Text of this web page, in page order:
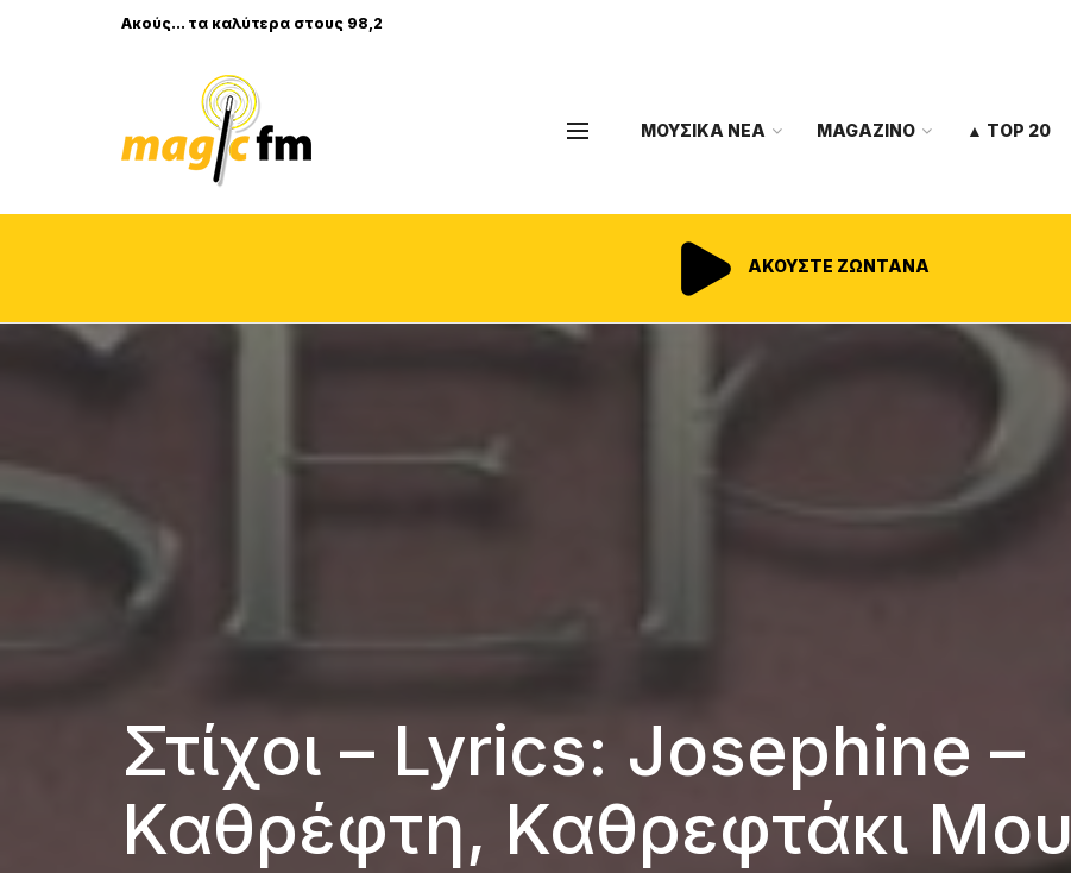
Ακούς... τα καλύτερα στους 98,2
ΜΟΥΣΙΚΑ ΝΕΑ MAGAZINO ▲ TOP 20
ΑΚΟΥΣΤΕ ΖΩΝΤΑΝΑ
Στίχοι – Lyrics: Josephine –
Καθρέφτη, Καθρεφτάκι Μου